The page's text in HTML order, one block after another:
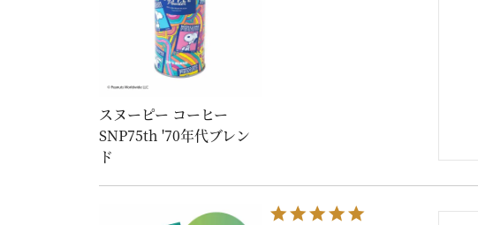
スヌーピー コーヒー
SNP75th '70年代ブレン
ド